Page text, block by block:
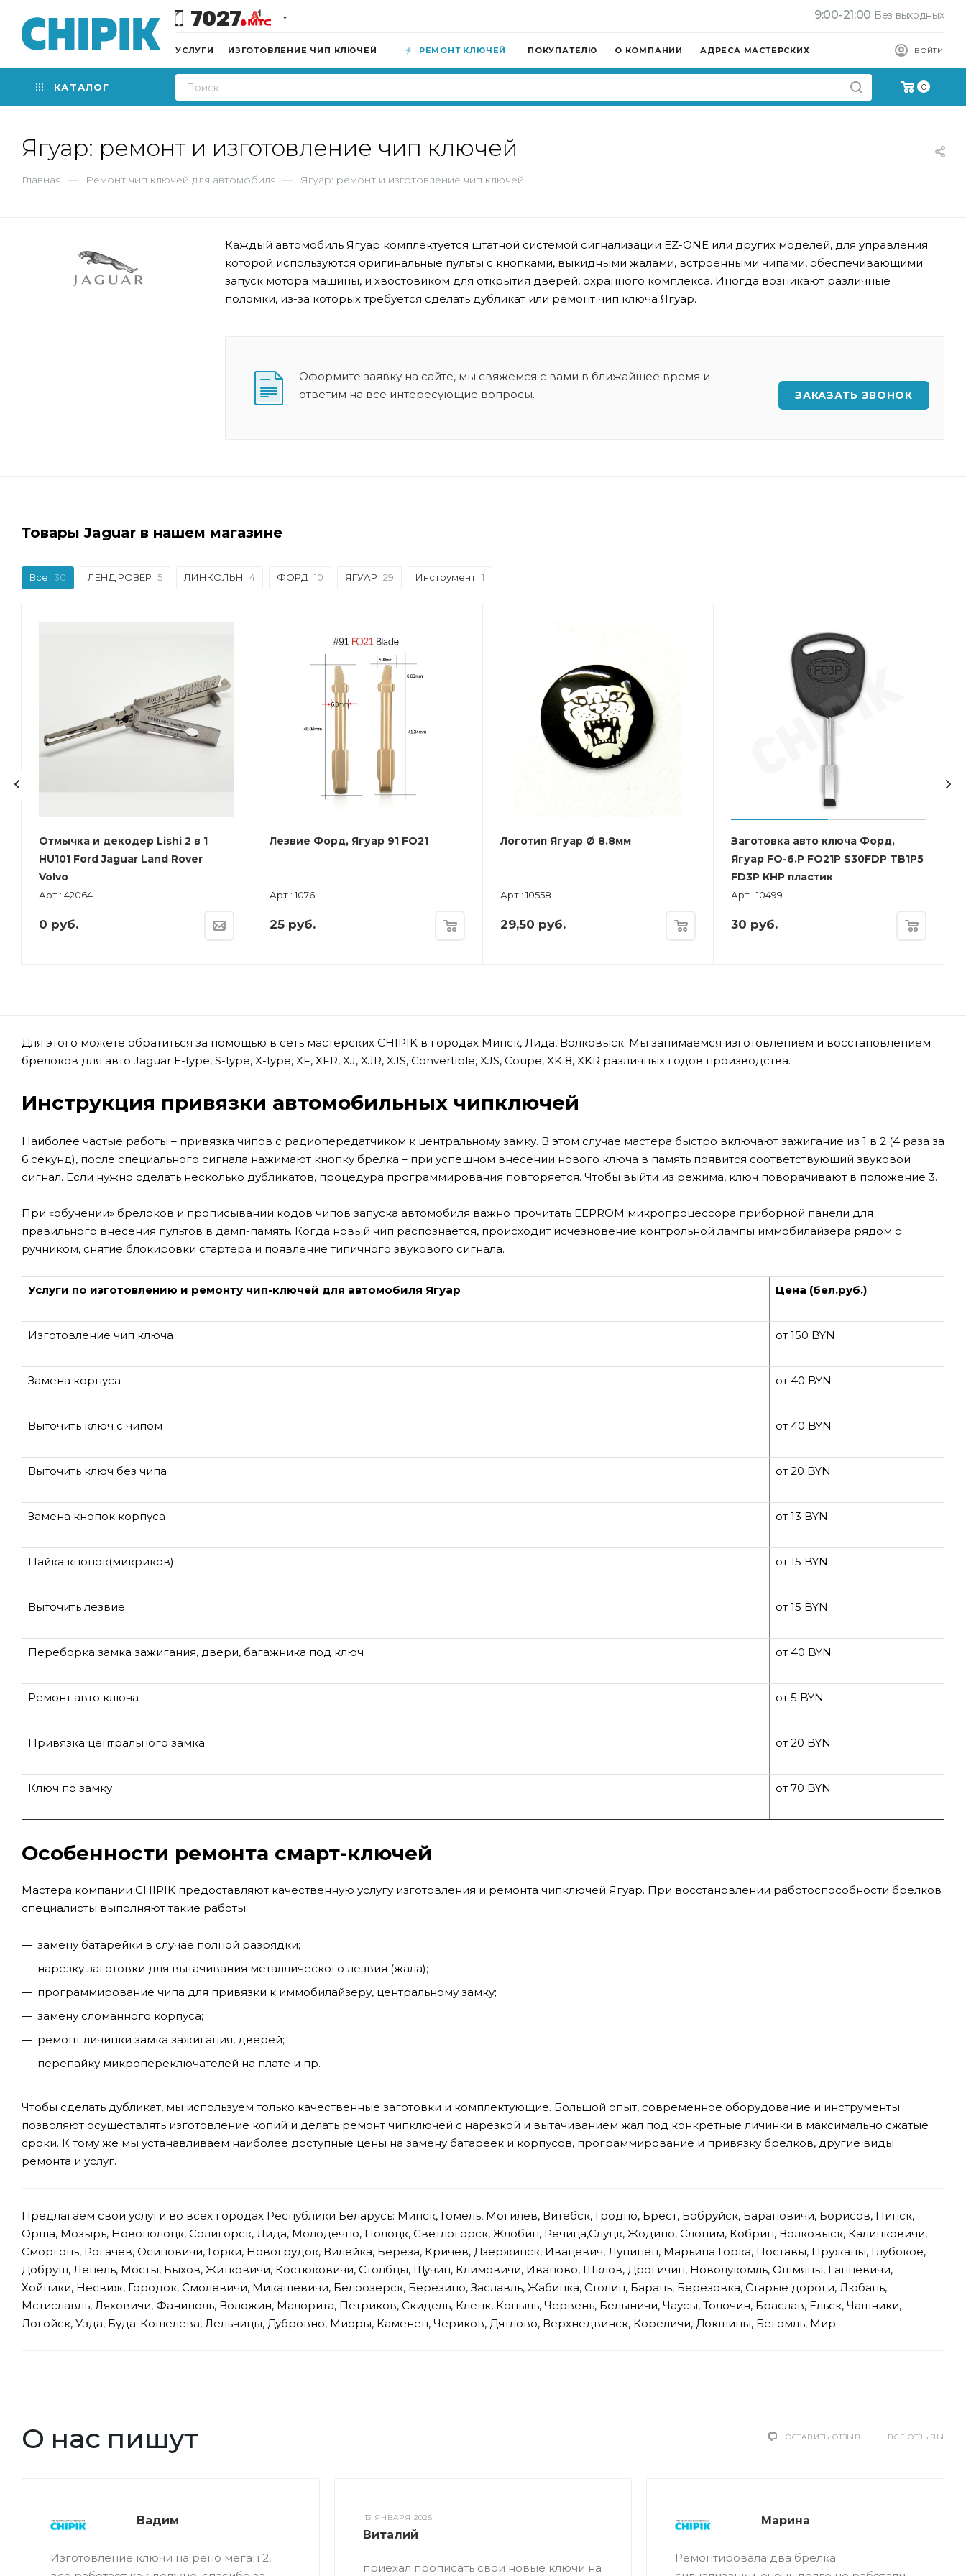
7027 9:00-21:00 Без выходных
ВОЙТИ
УСЛУГИ ИЗГОТОВЛЕНИЕ ЧИП КЛЮЧЕЙ РЕМОНТ КЛЮЧЕЙ ПОКУПАТЕЛЮ О КОМПАНИИ АДРЕСА МАСТЕРСКИХ
0
КАТАЛОГ
Ягуар: ремонт и изготовление чип ключей
Главная — Ремонт чип ключей для автомобиля — Ягуар: ремонт и изготовление чип ключей
Каждый автомобиль Ягуар комплектуется штатной системой сигнализации EZ-ONE или других моделей, для управления
которой используются оригинальные пульты с кнопками, выкидными жалами, встроенными чипами, обеспечивающими
запуск мотора машины, и хвостовиком для открытия дверей, охранного комплекса. Иногда возникают различные
поломки, из-за которых требуется сделать дубликат или ремонт чип ключа Ягуар.
Оформите заявку на сайте, мы свяжемся с вами в ближайшее время и
ответим на все интересующие вопросы.
ЗАКАЗАТЬ ЗВОНОК
Товары Jaguar в нашем магазине
Все 30 ЛЕНД РОВЕР 5 ЛИНКОЛЬН 4 ФОРД 10 ЯГУАР 29 Инструмент 1
Отмычка и декодер Lishi 2 в 1
HU101 Ford Jaguar Land Rover
Volvo
Арт.: 42064
0 руб.
Лезвие Форд, Ягуар 91 FO21
Арт.: 1076
25 руб.
Логотип Ягуар Ø 8.8мм
Арт.: 10558
29,50 руб.
Заготовка авто ключа Форд,
Ягуар FO-6.P FO21P S30FDP TB1P5
FD3P КНР пластик
Арт.: 10499
30 руб.
Для этого можете обратиться за помощью в сеть мастерских CHIPIK в городах Минск, Лида, Волковыск. Мы занимаемся изготовлением и восстановлением
брелоков для авто Jaguar E-type, S-type, X-type, XF, XFR, XJ, XJR, XJS, Convertible, XJS, Coupe, XK 8, XKR различных годов производства.
Инструкция привязки автомобильных чипключей
Наиболее частые работы – привязка чипов с радиопередатчиком к центральному замку. В этом случае мастера быстро включают зажигание из 1 в 2 (4 раза за
6 секунд), после специального сигнала нажимают кнопку брелка – при успешном внесении нового ключа в память появится соответствующий звуковой
сигнал. Если нужно сделать несколько дубликатов, процедура программирования повторяется. Чтобы выйти из режима, ключ поворачивают в положение 3.
При «обучении» брелоков и прописывании кодов чипов запуска автомобиля важно прочитать EEPROM микропроцессора приборной панели для
правильного внесения пультов в дамп-память. Когда новый чип распознается, происходит исчезновение контрольной лампы иммобилайзера рядом с
ручником, снятие блокировки стартера и появление типичного звукового сигнала.
Услуги по изготовлению и ремонту чип-ключей для автомобиля Ягуар Цена (бел.руб.)
Изготовление чип ключа от 150 BYN
Замена корпуса от 40 BYN
Выточить ключ с чипом от 40 BYN
Выточить ключ без чипа от 20 BYN
Замена кнопок корпуса от 13 BYN
Пайка кнопок(микриков) от 15 BYN
Выточить лезвие от 15 BYN
Переборка замка зажигания, двери, багажника под ключ от 40 BYN
Ремонт авто ключа от 5 BYN
Привязка центрального замка от 20 BYN
Ключ по замку от 70 BYN
Особенности ремонта смарт-ключей
Мастера компании CHIPIK предоставляют качественную услугу изготовления и ремонта чипключей Ягуар. При восстановлении работоспособности брелков
специалисты выполняют такие работы:
замену батарейки в случае полной разрядки;
нарезку заготовки для вытачивания металлического лезвия (жала);
программирование чипа для привязки к иммобилайзеру, центральному замку;
замену сломанного корпуса;
ремонт личинки замка зажигания, дверей;
перепайку микропереключателей на плате и пр.
Чтобы сделать дубликат, мы используем только качественные заготовки и комплектующие. Большой опыт, современное оборудование и инструменты
позволяют осуществлять изготовление копий и делать ремонт чипключей с нарезкой и вытачиванием жал под конкретные личинки в максимально сжатые
сроки. К тому же мы устанавливаем наиболее доступные цены на замену батареек и корпусов, программирование и привязку брелков, другие виды
ремонта и услуг.
Предлагаем свои услуги во всех городах Республики Беларусь: Минск, Гомель, Могилев, Витебск, Гродно, Брест, Бобруйск, Барановичи, Борисов, Пинск,
Орша, Мозырь, Новополоцк, Солигорск, Лида, Молодечно, Полоцк, Светлогорск, Жлобин, Речица,Слуцк, Жодино, Слоним, Кобрин, Волковыск, Калинковичи,
Сморгонь, Рогачев, Осиповичи, Горки, Новогрудок, Вилейка, Береза, Кричев, Дзержинск, Ивацевич, Лунинец, Марьина Горка, Поставы, Пружаны, Глубокое,
Добруш, Лепель, Мосты, Быхов, Житковичи, Костюковичи, Столбцы, Щучин, Климовичи, Иваново, Шклов, Дрогичин, Новолукомль, Ошмяны, Ганцевичи,
Хойники, Несвиж, Городок, Смолевичи, Микашевичи, Белоозерск, Березино, Заславль, Жабинка, Столин, Барань, Березовка, Старые дороги, Любань,
Мстиславль, Ляховичи, Фаниполь, Воложин, Малорита, Петриков, Скидель, Клецк, Копыль, Червень, Белыничи, Чаусы, Толочин, Браслав, Ельск, Чашники,
Логойск, Узда, Буда-Кошелева, Лельчицы, Дубровно, Миоры, Каменец, Чериков, Дятлово, Верхнедвинск, Кореличи, Докшицы, Бегомль, Мир.
О нас пишут ВСЕ ОТЗЫВЫ
ОСТАВИТЬ ОТЗЫВ
Вадим
Изготовление ключи на рено меган 2,
13 ЯНВАРЯ 2025
Виталий
приехал прописать свои новые ключи на
Марина
Ремонтировала два брелка